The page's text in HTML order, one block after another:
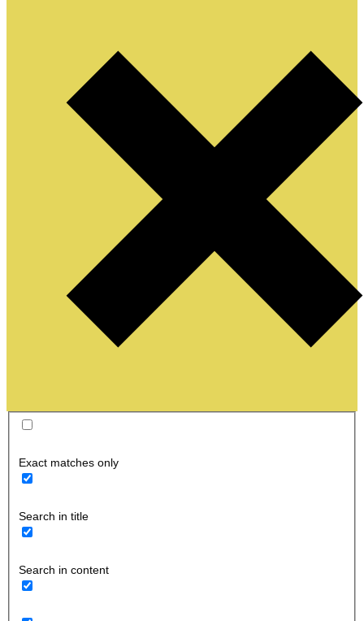
Exact matches only
Search in title
Search in content